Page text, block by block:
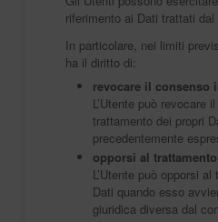
riferimento ai Dati trattati dal
In particolare, nei limiti
ha il diritto di:
revocare il consenso
L’Utente può revocare
trattamento dei propri
precedentemente
opporsi al
L’Utente può opporsi
Dati quando esso
giuridica diversa dal